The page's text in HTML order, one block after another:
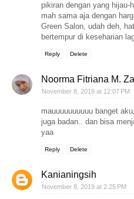
pikiran dengan yang
mah sama aja dengan
Green Salon, udah deh,
bertempur di keseharian
Reply Delete
Noorma Fitriana M.
November 8, 2019 at 12:07 PM
mauuuuuuuuuu banget
juga badan.. dan bisa
yaa
Reply Delete
Kanianingsih
November 8, 2019 at 2:25 PM